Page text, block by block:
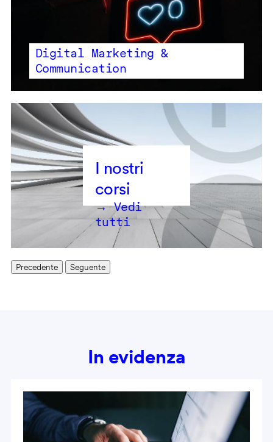
Digital Marketing &
Communication
→ Vedi
tutti
Precedente Seguente
In evidenza